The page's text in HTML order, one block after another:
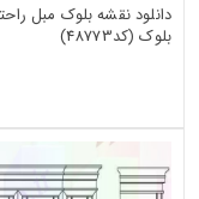
دانلود نقشه بلوک مبل
بلوک (کد48773)